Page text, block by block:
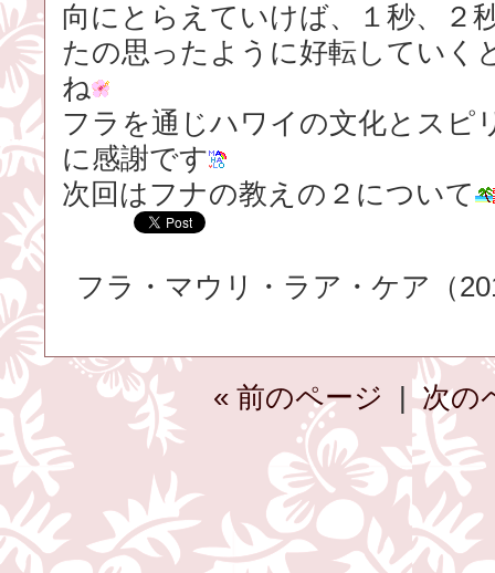
向にとらえていけば、１秒、２
たの思ったように好転していく
ね
フラを通じハワイの文化とスピ
に感謝です
次回はフナの教えの２について
フラ・マウリ・ラア・ケア（
« 前のページ |次の